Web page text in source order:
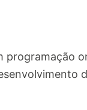
programação